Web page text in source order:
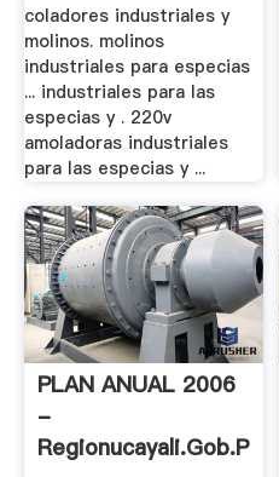
coladores industriales y
molinos. molinos
industriales para especias
... industriales para las
especias y . 220v
amoladoras industriales
para las especias y ...
PLAN ANUAL 2006
-
Regionucayali.gob.pe